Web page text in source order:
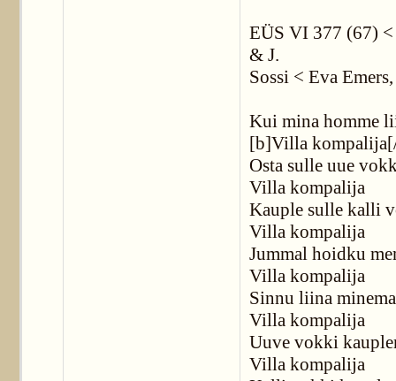
EÜS VI 377 (67) <
& J.
Sossi < Eva
Kui mina homme
[b]Villa
Osta sulle uue
Villa kompalija
Kauple sulle kalli
Villa kompalija
Jummal hoidku
Villa kompalija
Sinnu liina
Villa kompalija
Uuve vokki
Villa kompalija